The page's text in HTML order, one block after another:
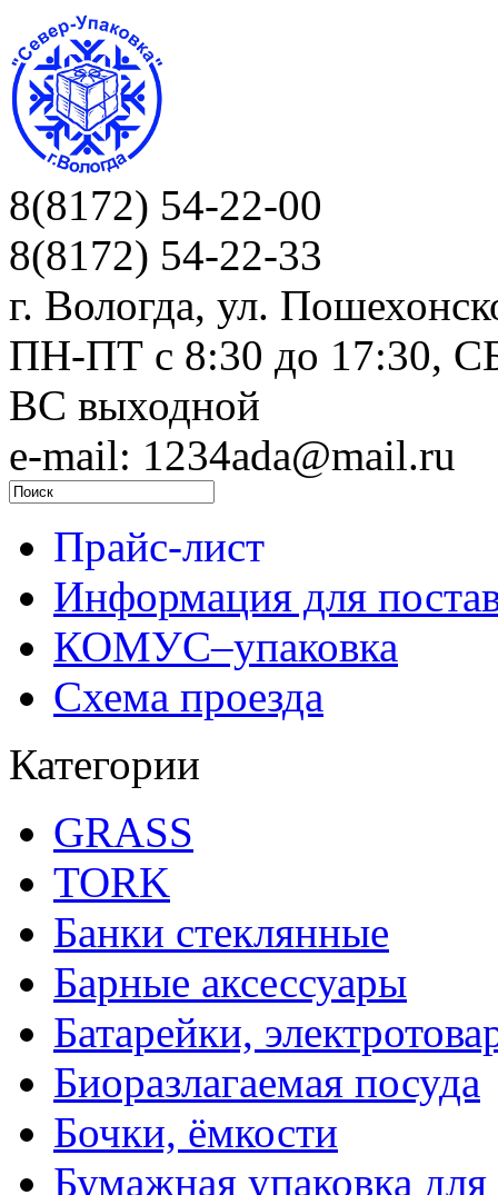
8(8172) 54-22-00
8(8172) 54-22-33
г. Вологда, ул.
ПН-ПТ c 8:30 до 17:30,
ВС выходной
e-mail: 1234ada@mail.ru
Прайс-лист
Информация для
КОМУС–упаковка
Схема проезда
Категории
GRASS
TORK
Банки стеклянные
Барные аксессуары
Батарейки,
Биоразлагаемая посуда
Бочки, ёмкости
Бумажная упаковка